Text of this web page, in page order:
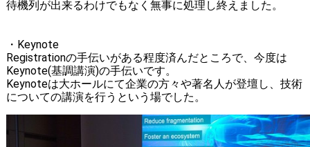
待機列が出来るわけでもなく無事に処理し終えました。
・Keynote
Registrationの手伝いがある程度済んだところで、今度は
Keynote(基調講演)の手伝いです。
Keynoteは大ホールにて企業の方々や著名人が登壇し、技術
についての講演を行うという場でした。